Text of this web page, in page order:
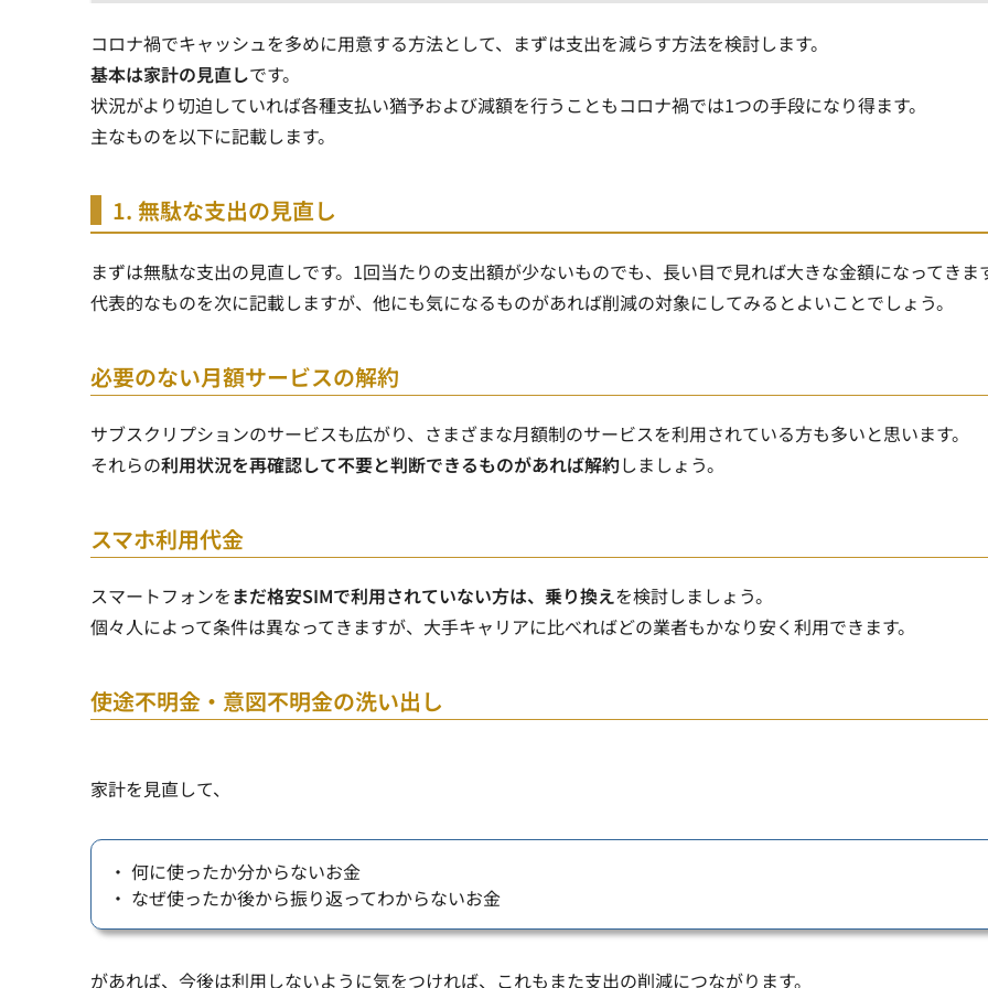
コロナ禍でキャッシュを多めに用意する方法として、まずは支出を減らす方法を検討します。
基本は家計の見直しです。
状況がより切迫していれば各種支払い猶予および減額を行う こともコロナ禍では1つの手段になり得ます。
主なものを以下に記載します。
1. 無駄な支出の見直し
まずは無駄な支出の見直しです。1回当たりの支出額が少ないものでも、長い目で見れば大きな金額になってきま
代表的なものを次に記載しますが、他にも気になるものがあれば削減の対象にしてみるとよいことでしょう。
必要のない月額サービスの解約
サブスクリプションのサービスも広がり、さまざまな月額制のサービスを利用されている方も多いと思います。
それらの利用状況を再確認して不要と判断できるものがあれば解約しましょう。
スマホ利用代金
スマートフォンをまだ格安SIMで利用されていない方は、乗り換えを検討しましょう。
個々人によって条件は異なってきますが、大手キャリアに比べればどの業者もかなり安く利用できます。
使途不明金・意図不明金の洗い出し
家計を見直して、
・ 何に使ったか分からないお金
・ なぜ使ったか後から振り返ってわからないお金
があれば、今後は利用しないように気をつければ、これもまた支出の削減につながります。